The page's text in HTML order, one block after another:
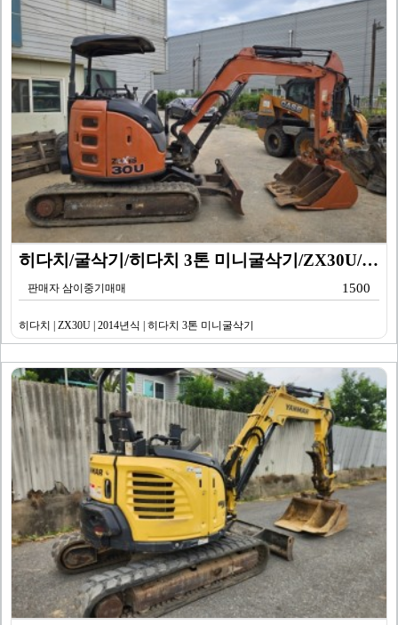
히다치/굴삭기/히다치 3톤 미니굴삭기/ZX30U/201…
판매자 삼이중기매매 1500
히다치 | ZX30U | 2014년식 | 히다치 3톤 미니굴삭기